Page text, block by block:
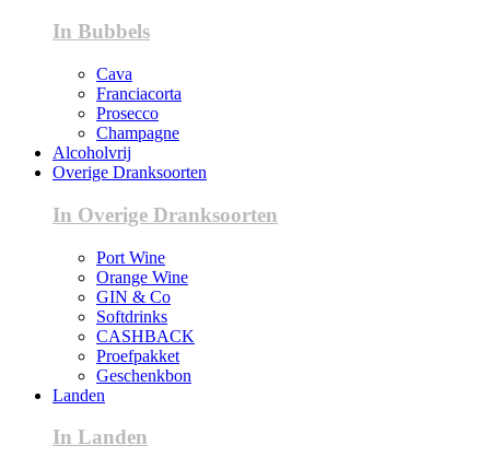
In Bubbels
Cava
Franciacorta
Prosecco
Champagne
Alcoholvrij
Overige Dranksoorten
In Overige Dranksoorten
Port Wine
Orange Wine
GIN & Co
Softdrinks
CASHBACK
Proefpakket
Geschenkbon
Landen
In Landen